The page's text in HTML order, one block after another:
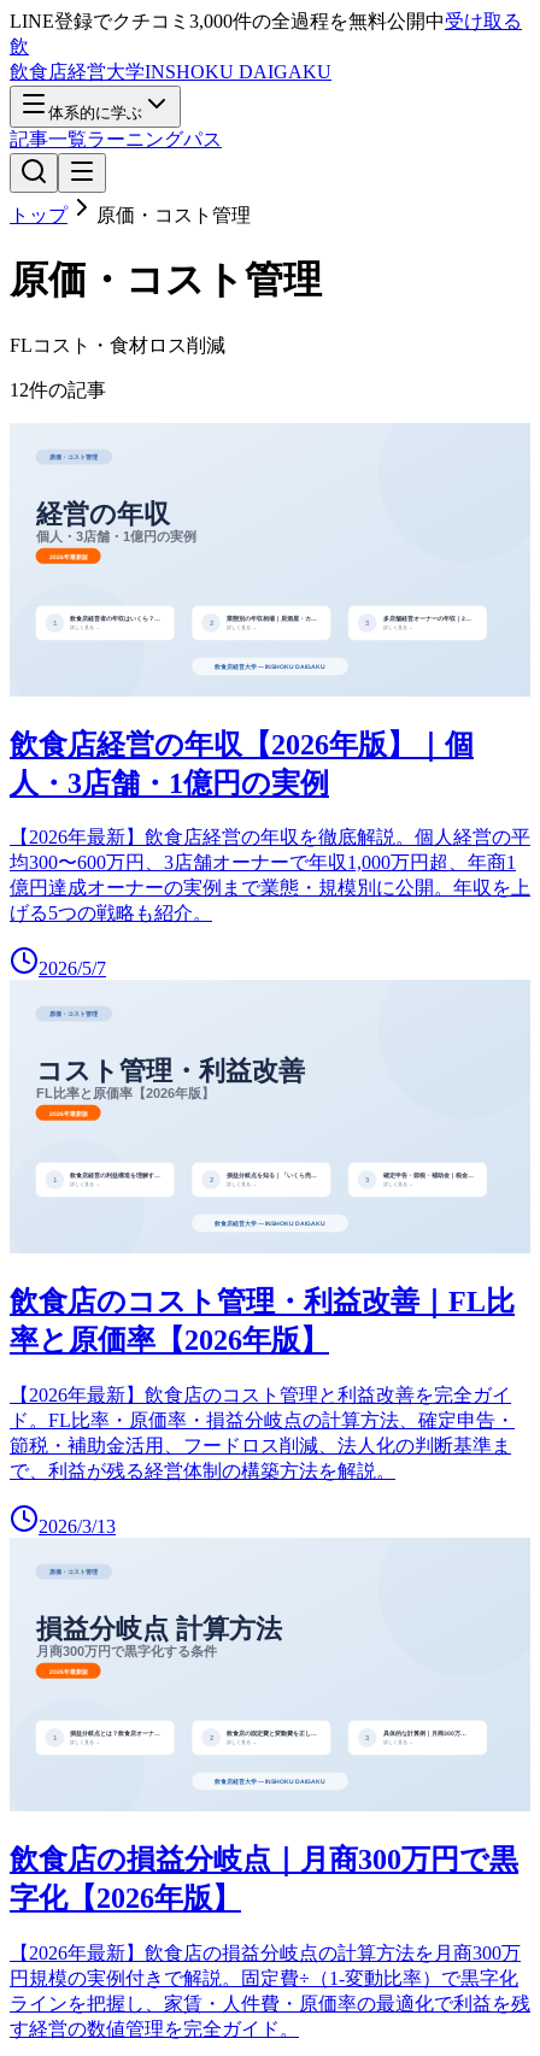
LINE登録でクチコミ3,000件の全過程を無料公開中受け取る
飲
飲食店経営大学INSHOKU DAIGAKU
体系的に学ぶ
記事一覧ラーニングパス
トップ 原価・コスト管理
原価・コスト管理
FLコスト・食材ロス削減
12件の記事
飲食店経営の年収【2026年版】｜個
人・3店舗・1億円の実例
【2026年最新】飲食店経営の年収を徹底解説。個人経営の平
均300〜600万円、3店舗オーナーで年収1,000万円超、年商1
億円達成オーナーの実例まで業態・規模別に公開。年収を上
げる5つの戦略も紹介。
2026/5/7
飲食店のコスト管理・利益改善｜FL比
率と原価率【2026年版】
【2026年最新】飲食店のコスト管理と利益改善を完全ガイ
ド。FL比率・原価率・損益分岐点の計算方法、確定申告・
節税・補助金活用、フードロス削減、法人化の判断基準ま
で、利益が残る経営体制の構築方法を解説。
2026/3/13
飲食店の損益分岐点｜月商300万円で黒
字化【2026年版】
【2026年最新】飲食店の損益分岐点の計算方法を月商300万
円規模の実例付きで解説。固定費÷（1-変動比率）で黒字化
ラインを把握し、家賃・人件費・原価率の最適化で利益を残
す経営の数値管理を完全ガイド。